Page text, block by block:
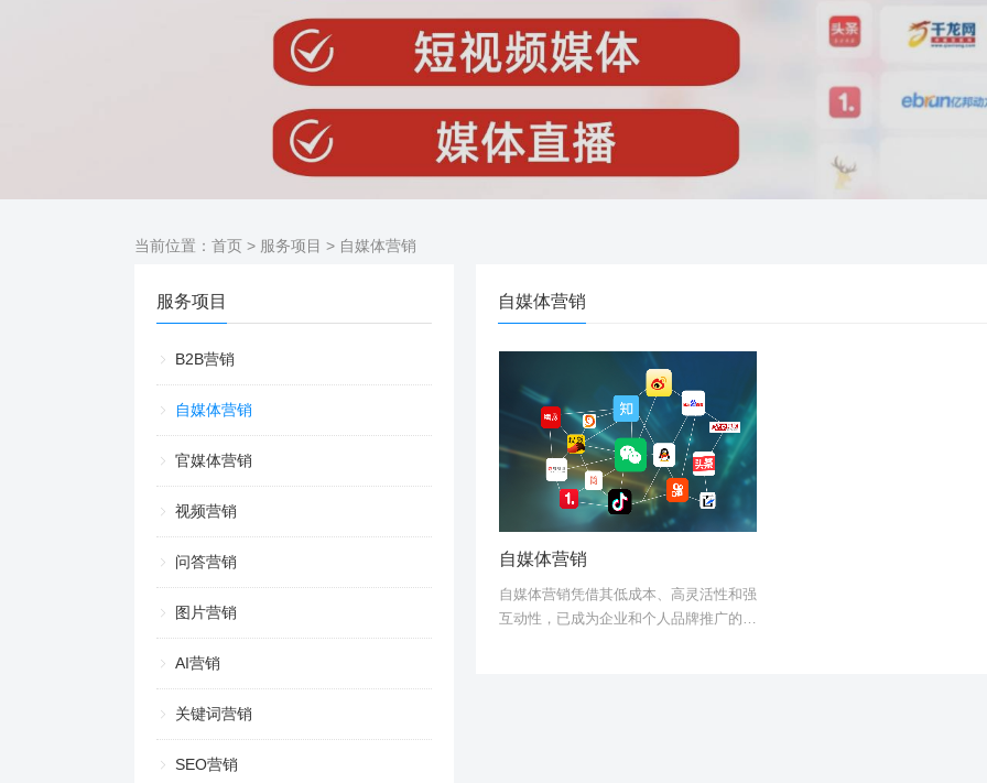
当前位置： 首页 > 服务项目 > 自媒体营销
服务项目
B2B营销
自媒体营销
官媒体营销
视频营销
问答营销
图片营销
AI营销
关键词营销
SEO营销
自媒体营销
自媒体营销
自媒体营销凭借其低成本、高灵活性和强
互动性，已成为企业和个人品牌推广的重